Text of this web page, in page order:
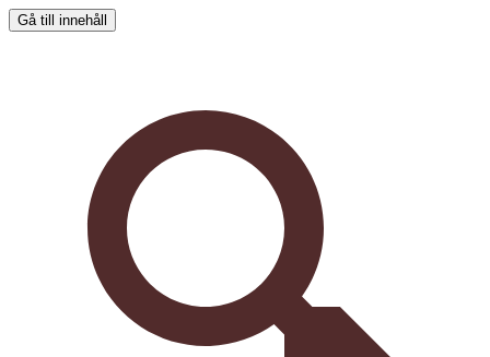
Gå till innehåll